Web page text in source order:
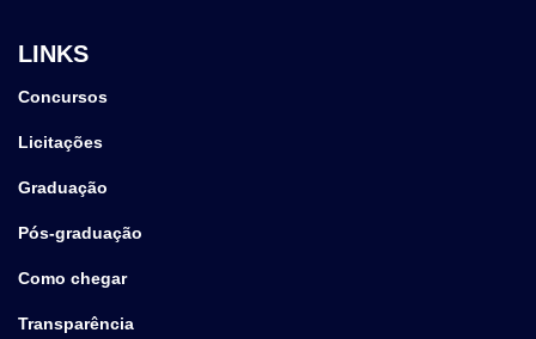
LINKS
Concursos
Licitações
Graduação
Pós-graduação
Como chegar
Transparência